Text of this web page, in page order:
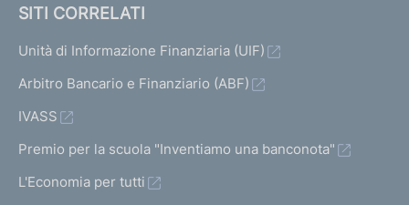
SITI CORRELATI
Unità di Informazione Finanziaria (UIF)
Arbitro Bancario e Finanziario (ABF)
IVASS
Premio per la scuola "Inventiamo una banconota"
L'Economia per tutti